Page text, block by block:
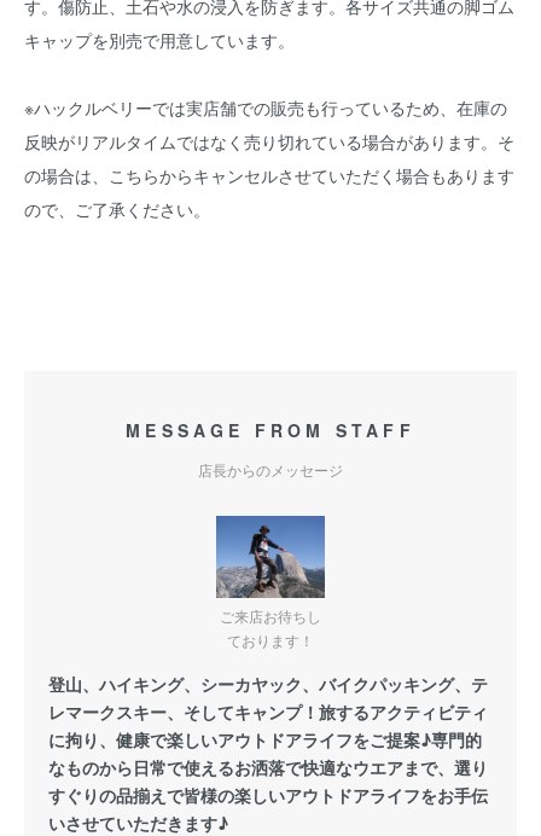
す。傷防止、土石や水の浸入を防ぎます。各サイズ共通の脚ゴム
キャップを別売で用意しています。
※ハックルベリーでは実店舗での販売も行っているため、在庫の
反映がリアルタイムではなく売り切れている場合があります。そ
の場合は、こちらからキャンセルさせていただく場合もあります
ので、ご了承ください。
MESSAGE FROM STAFF
店長からのメッセージ
ご来店お待ちし
ております！
登山、ハイキング、シーカヤック、バイクパッキング、テ
レマークスキー、そしてキャンプ！旅するアクティビティ
に拘り、健康で楽しいアウトドアライフをご提案♪専門的
なものから日常で使えるお洒落で快適なウエアまで、選り
すぐりの品揃えで皆様の楽しいアウトドアライフをお手伝
いさせていただきます♪